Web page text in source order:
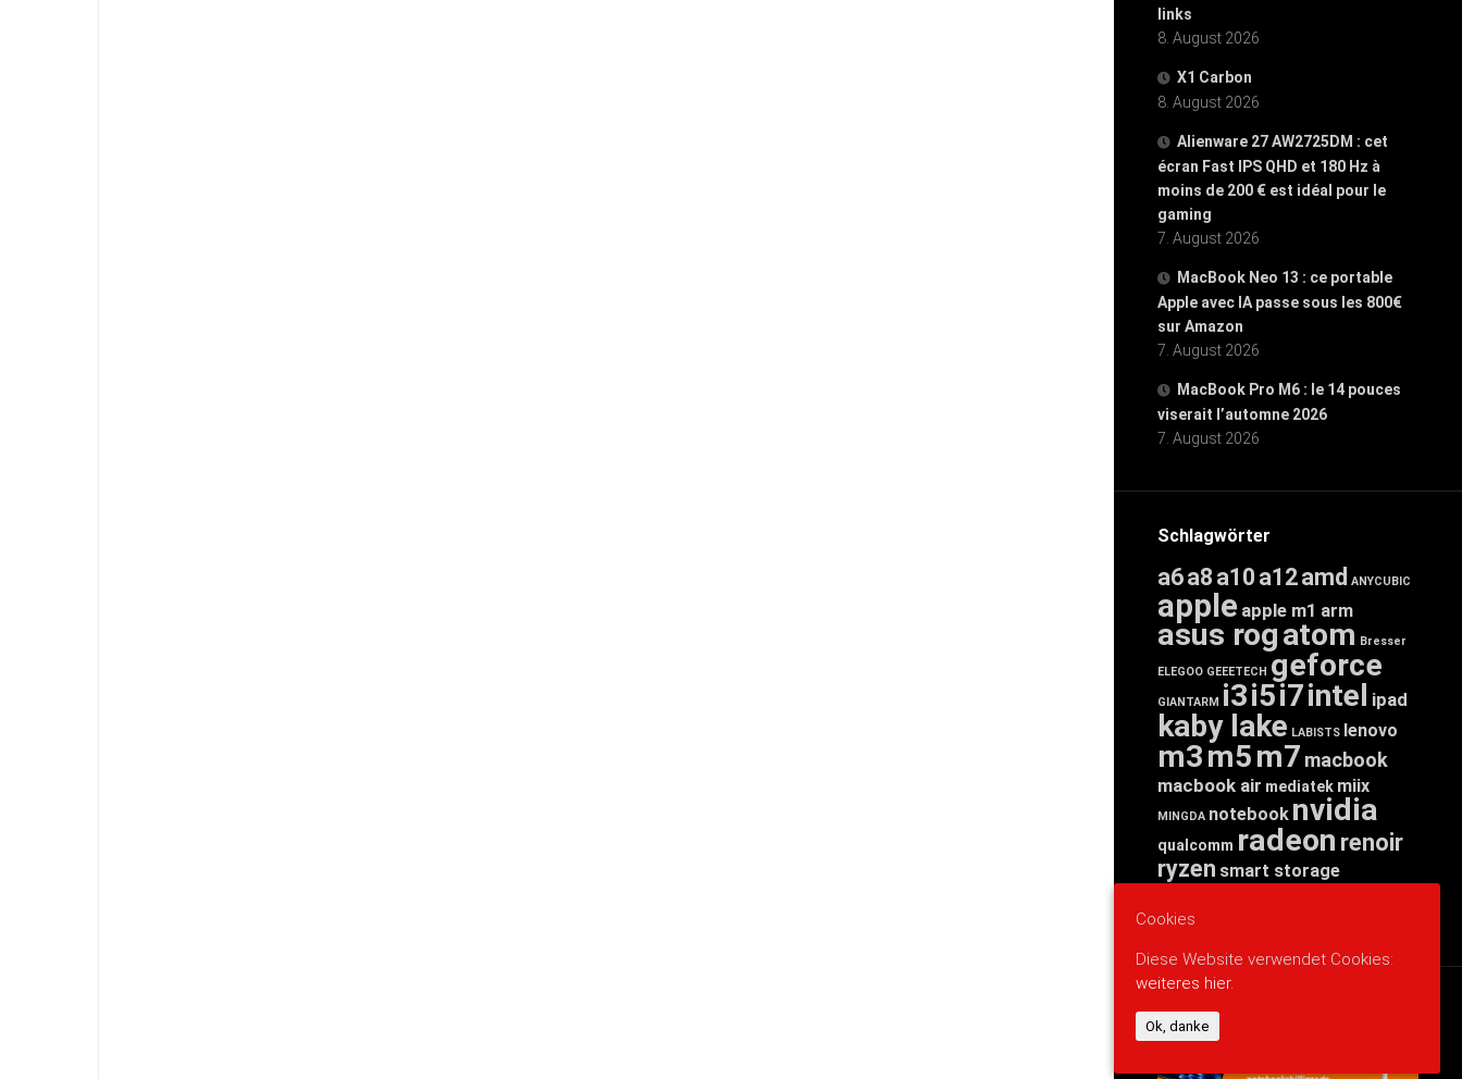
links
8. August 2026
X1 Carbon
8. August 2026
Alienware 27 AW2725DM : cet
écran Fast IPS QHD et 180 Hz à
moins de 200 € est idéal pour le
gaming
7. August 2026
MacBook Neo 13 : ce portable
Apple avec IA passe sous les 800€
sur Amazon
7. August 2026
MacBook Pro M6 : le 14 pouces
viserait l’automne 2026
7. August 2026
Schlagwörter
a6a8 a10 a12amd ANYCUBIC
apple apple m1 arm
asus rogatom Bresser
ELEGOO GEEETECH geforce
GIANTARM i3i5i7intel ipad
kaby lake LABISTS lenovo
m3m5m7 macbook
macbook air mediatek miix
MINGDA notebook nvidia
qualcomm radeon renoir
ryzen smart storage
threadripper
WERBUNG
Cookies
Diese Website verwendet Cookies:
weiteres hier.
Ok, danke